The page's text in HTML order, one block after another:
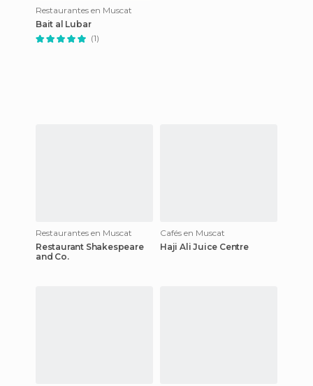
Restaurantes en Muscat
Bait al Lubar
(1)
Restaurantes en Muscat
Restaurant Shakespeare
and Co.
Cafés en Muscat
Haji Ali Juice Centre